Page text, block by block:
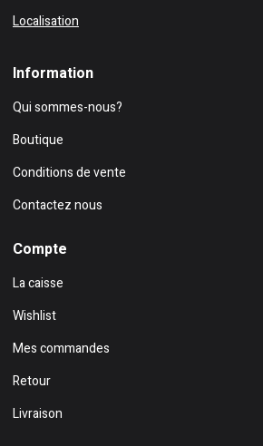
Localisation
Information
Qui sommes-nous?
Boutique
Conditions de vente
Contactez nous
Compte
La caisse
Wishlist
Mes commandes
Retour
Livraison